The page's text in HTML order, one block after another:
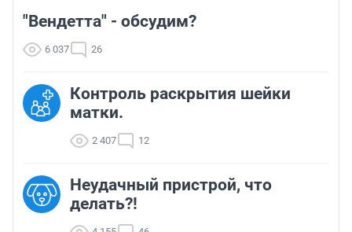
"Вендетта" - обсудим?
6 037 26
Контроль раскрытия шейки
матки.
2 407 12
Неудачный пристрой, что
делать?!